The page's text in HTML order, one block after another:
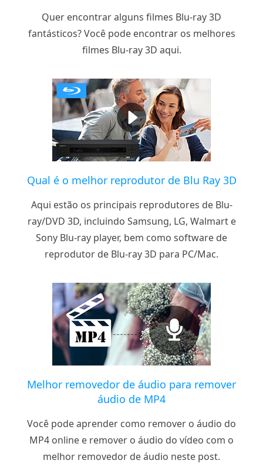
Quer encontrar alguns filmes Blu-ray 3D
fantásticos? Você pode encontrar os melhores
filmes Blu-ray 3D aqui.
Qual é o melhor reprodutor de Blu Ray 3D
Aqui estão os principais reprodutores de Blu-
ray/DVD 3D, incluindo Samsung, LG, Walmart e
Sony Blu-ray player, bem como software de
reprodutor de Blu-ray 3D para PC/Mac.
Melhor removedor de áudio para remover
áudio de MP4
Você pode aprender como remover o áudio do
MP4 online e remover o áudio do vídeo com o
melhor removedor de áudio neste post.